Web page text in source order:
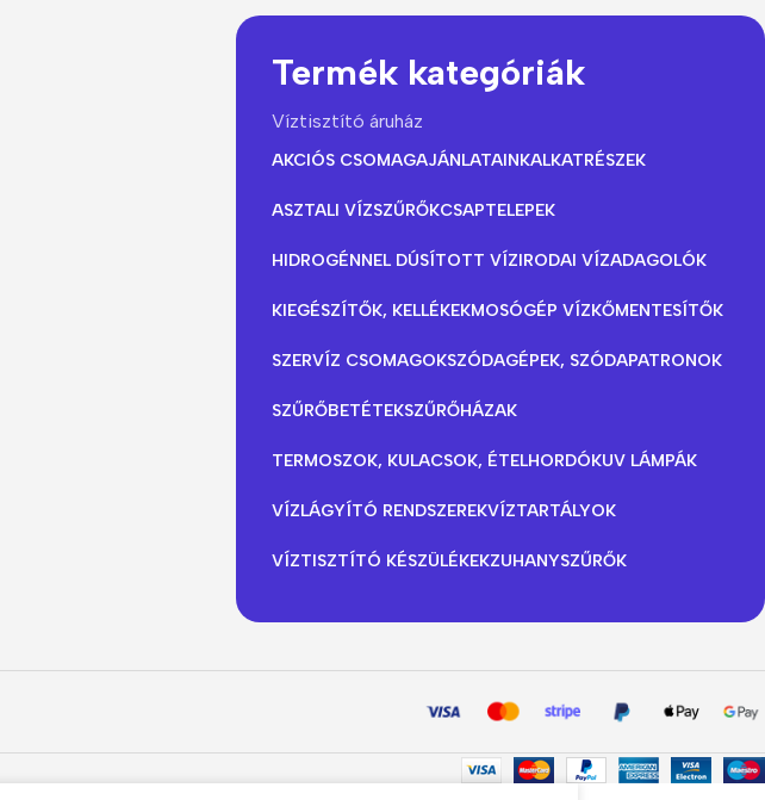
Termék kategóriák
Víztisztító áruház
AKCIÓS CSOMAGAJÁNLATAINKALKATRÉSZEK
ASZTALI VÍZSZŰRŐKCSAPTELEPEK
HIDROGÉNNEL DÚSÍTOTT VÍZIRODAI VÍZADAGOLÓK
KIEGÉSZÍTŐK, KELLÉKEKMOSÓGÉP VÍZKŐMENTESÍTŐK
SZERVÍZ CSOMAGOKSZÓDAGÉPEK, SZÓDAPATRONOK
SZŰRŐBETÉTEKSZŰRŐHÁZAK
TERMOSZOK, KULACSOK, ÉTELHORDÓKUV LÁMPÁK
VÍZLÁGYÍTÓ RENDSZEREKVÍZTARTÁLYOK
VÍZTISZTÍTÓ KÉSZÜLÉKEKZUHANYSZŰRŐK